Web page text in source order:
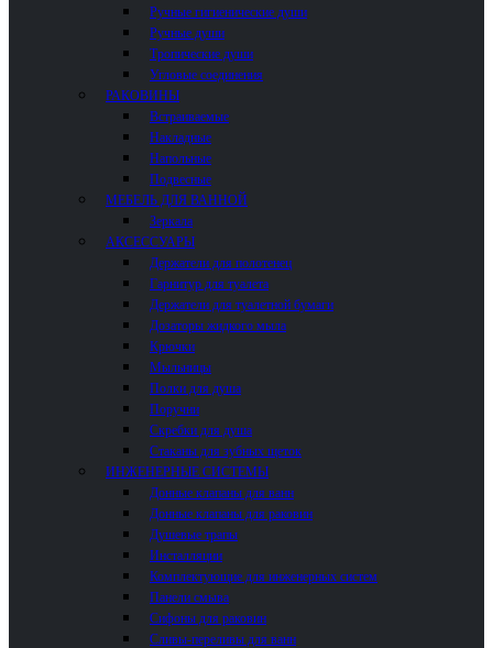
Ручные гигиенические души
Ручные души
Тропические души
Угловые соединения
РАКОВИНЫ
Встраиваемые
Накладные
Напольные
Подвесные
МЕБЕЛЬ ДЛЯ ВАННОЙ
Зеркала
АКСЕССУАРЫ
Держатели для полотенец
Гарнитур для туалета
Держатели для туалетной бумаги
Дозаторы жидкого мыла
Крючки
Мыльницы
Полки для душа
Поручни
Скребки для душа
Стаканы для зубных щеток
ИНЖЕНЕРНЫЕ СИСТЕМЫ
Донные клапаны для ванн
Донные клапаны для раковин
Душевые трапы
Инсталляции
Комплектующие для инженерных систем
Панели смыва
Сифоны для раковин
Сливы-переливы для ванн